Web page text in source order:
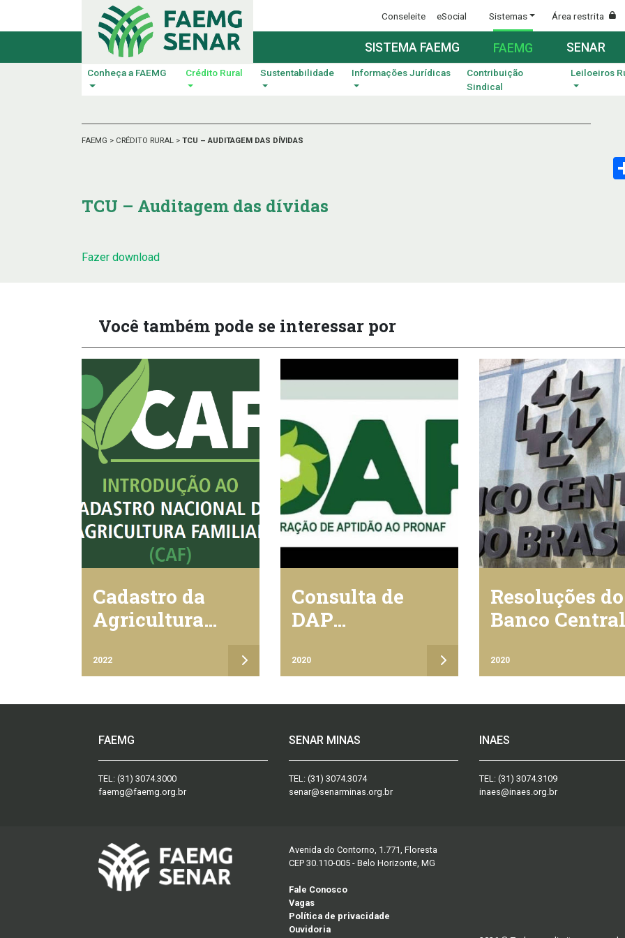
Conseleite eSocial Sistemas Área restrita
SISTEMA FAEMG FAEMG SENAR
Conheça a FAEMG Crédito Rural Sustentabilidade Informações Jurídicas
Contribuição
Sindical
Leiloeiros
FAEMG > CRÉDITO RURAL > TCU – AUDITAGEM DAS DÍVIDAS
TCU – Auditagem das dívidas
Fazer download
Você também pode se interessar por
Cadastro da
Agricultura
2022
Consulta de
DAP
Aptidão ao
2020
Resoluções do
Banco Central
2020
FAEMG
TEL: (31) 3074.3000
faemg@faemg.org.br
SENAR MINAS
TEL: (31) 3074.3074
senar@senarminas.org.br
INAES
TEL: (31) 3074.3109
inaes@inaes.org.br
Avenida do Contorno, 1.771, Floresta
CEP 30.110-005 - Belo Horizonte, MG
Fale Conosco
Vagas
Política de privacidade
Ouvidoria